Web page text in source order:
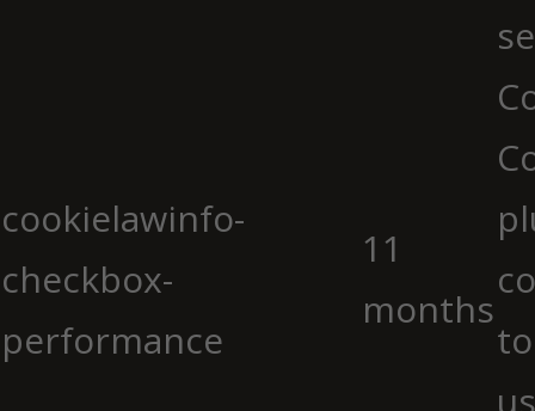
cookielawinfo-
checkbox-
performance
11
months